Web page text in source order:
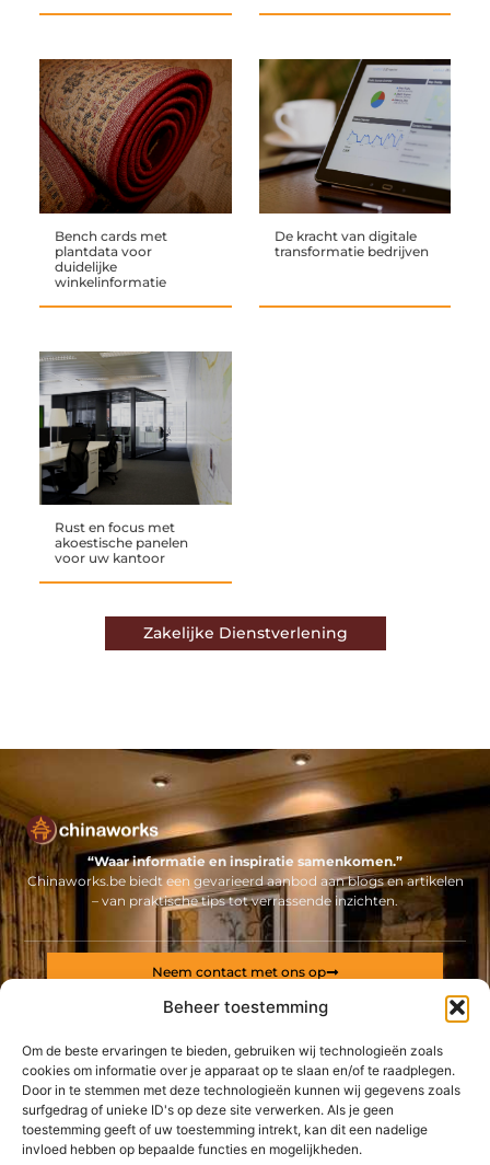
Beheer toestemming
Om de beste ervaringen te bieden, gebruiken wij technologieën zoals
cookies om informatie over je apparaat op te slaan en/of te raadplegen.
Door in te stemmen met deze technologieën kunnen wij gegevens zoals
surfgedrag of unieke ID's op deze site verwerken. Als je geen
toestemming geeft of uw toestemming intrekt, kan dit een nadelige
invloed hebben op bepaalde functies en mogelijkheden.
Bench cards met
plantdata voor
duidelijke
winkelinformatie
De kracht van digitale
transformatie bedrijven
Rust en focus met
akoestische panelen
voor uw kantoor
Zakelijke Dienstverlening
“Waar informatie en inspiratie samenkomen.”
Chinaworks.be biedt een gevarieerd aanbod aan blogs en artikelen
– van praktische tips tot verrassende inzichten.
De best gelezen stukken op een rij
Recherchebureau
Chat met Vreemden
Neem contact met ons op